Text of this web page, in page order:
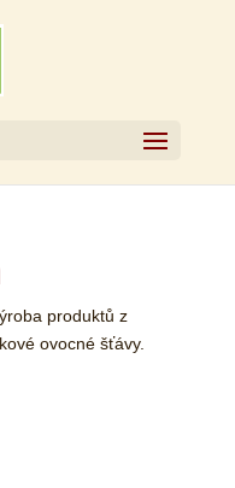
produktů z
ovocné šťávy.